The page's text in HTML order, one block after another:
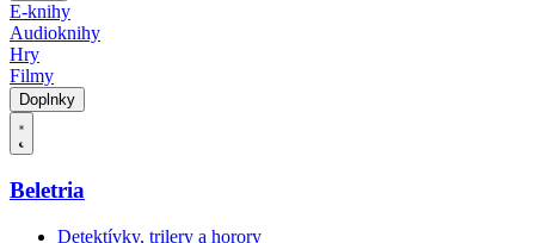
E-knihy
Audioknihy
Hry
Filmy
Doplnky
Beletria
Detektívky, trilery a horory